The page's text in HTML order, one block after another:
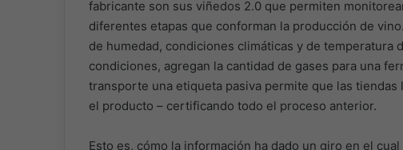
fabricante son sus viñedos 2.0 que permiten
diferentes etapas que conforman la producción de
de humedad, condiciones climáticas y de temperatura
condiciones, agregan la cantidad de gases para una
transporte una etiqueta pasiva permite que las
el producto – certificando todo el proceso anterior.
Esto es, cómo la información ha dado un giro en el